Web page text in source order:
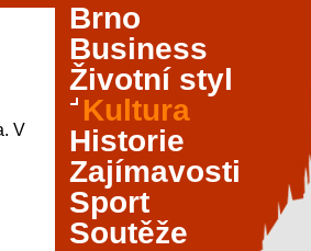
V
také
Brno
Business
Životní styl
Kultura
Historie
Zajímavosti
Sport
Soutěže